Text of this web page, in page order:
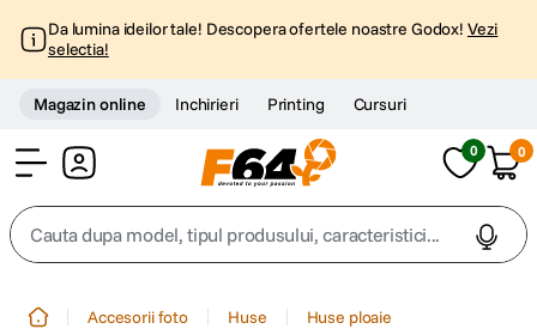
Da lumina ideilor tale! Descopera ofertele noastre Godox! Vezi
selectia!
Magazin online Inchirieri Printing Cursuri
0 0
Cauta dupa model, tipul produsului, caracteristici...
Accesorii foto Huse Huse ploaie